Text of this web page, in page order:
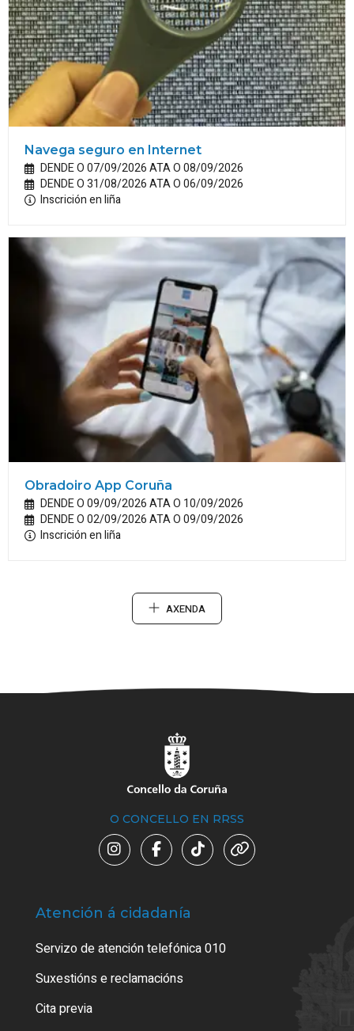
Navega seguro en Internet
DENDE O 07/09/2026 ATA O 08/09/2026
DENDE O 31/08/2026 ATA O 06/09/2026
Inscrición en liña
Obradoiro App Coruña
DENDE O 09/09/2026 ATA O 10/09/2026
DENDE O 02/09/2026 ATA O 09/09/2026
Inscrición en liña
AXENDA
O CONCELLO EN RRSS
Atención á cidadanía
Servizo de atención telefónica 010
Suxestións e reclamacións
Cita previa